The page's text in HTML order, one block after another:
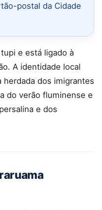
postal da Cidade
e está ligado à
A identidade local
herdada dos imigrantes
do verão fluminense e
e dos